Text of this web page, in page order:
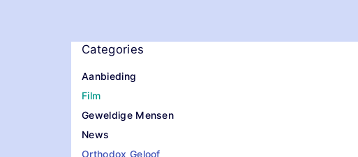
Categories
Aanbieding
Film
Geweldige Mensen
News
Orthodox Geloof